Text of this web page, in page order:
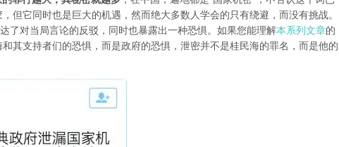
但它同时也是巨大的机遇，然而绝大多数人学会的只有绕避，而没有挑战。
了对当局言论的反驳，同时也暴露出一种恐惧。如果您能理解本系列文章的
其支持者们的恐惧，而是政府的恐惧，泄密并不是桂民海的罪名，而是他的